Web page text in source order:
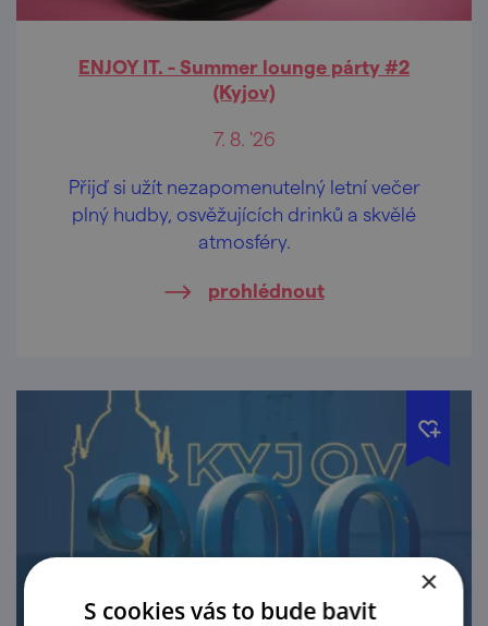
ENJOY IT. - Summer lounge párty #2
(Kyjov)
7. 8. '26
Přijď si užít nezapomenutelný letní večer
plný hudby, osvěžujících drinků a skvělé
atmosféry.
prohlédnout
×
S cookies vás to bude bavit